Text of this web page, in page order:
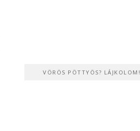
VÖRÖS PÖTTYÖS? LÁJKOLOM!